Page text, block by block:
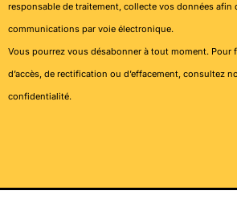
responsable de traitement, collecte vos données afin
communications par voie électronique.
Vous pourrez vous désabonner à tout moment. Pour
d’accès, de rectification ou d’effacement, consultez
confidentialité.